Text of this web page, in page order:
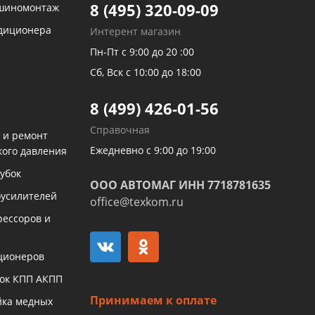
и ремонт
давления
и
КПП АКПП
медных
8 (495) 320-09-09
Интерент магазин
Пн-Пт с 9:00 до 20 :00
Сб, Вск с 10:00 до 18:00
8 (499) 426-01-56
Справочная
Ежедневно с 9:00 до 19:00
ООО АВТОМАГ ИНН 7718781635
office@texkom.ru
Принимаем к оплате